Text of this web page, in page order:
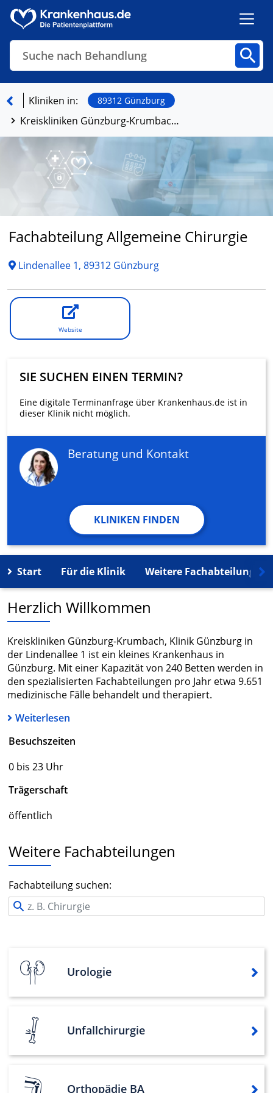
Suche nach Behandlung
Finden
Kliniken in: 89312 Günzburg
Kreiskliniken Günzburg-Krumbach, Klinik Günzburg
Fachabteilung Allgemeine Chirurgie
Lindenallee 1, 89312 Günzburg
Website
SIE SUCHEN EINEN TERMIN?
Eine digitale Terminanfrage über Krankenhaus.de ist in
dieser Klinik nicht möglich.
Beratung und Kontakt
KLINIKEN FINDEN
Start Für die Klinik Weitere Fachabteilungen
Herzlich Willkommen
Kreiskliniken Günzburg-Krumbach, Klinik Günzburg in
der Lindenallee 1 ist ein kleines Krankenhaus in
Günzburg. Mit einer Kapazität von 240 Betten werden in
den spezialisierten Fachabteilungen pro Jahr etwa 9.651
medizinische Fälle behandelt und therapiert.
Weiterlesen
Besuchszeiten
0 bis 23 Uhr
Trägerschaft
öffentlich
Weitere Fachabteilungen
Fachabteilung suchen:
Urologie
Unfallchirurgie
Orthopädie BA